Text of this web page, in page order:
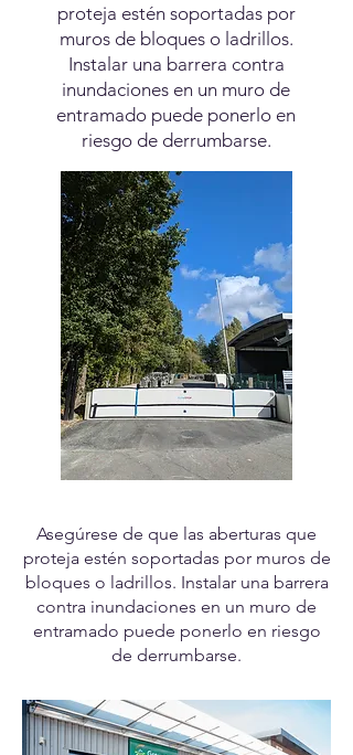
proteja estén soportadas por
muros de bloques o ladrillos.
Instalar una barrera contra
inundaciones en un muro de
entramado puede ponerlo en
riesgo de derrumbarse.
Asegúrese de que las aberturas que
proteja estén soportadas por muros de
bloques o ladrillos. Instalar una barrera
contra inundaciones en un muro de
entramado puede ponerlo en riesgo
de derrumbarse.